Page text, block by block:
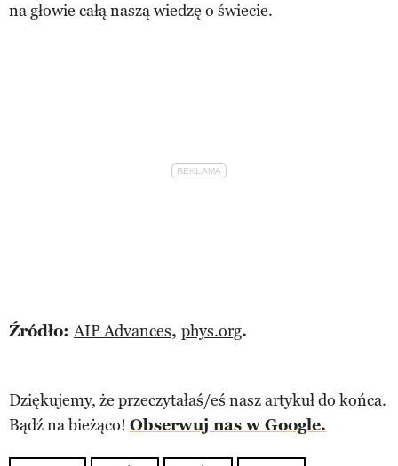
na głowie całą naszą wiedzę o świecie.
Źródło:AIP Advances, phys.org.
Dziękujemy, że przeczytałaś/eś nasz artykuł do końca.
Bądź na bieżąco! Obserwuj nas w Google.